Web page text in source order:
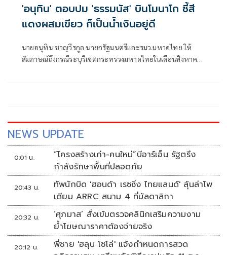
'อนุทิน' ตอบปม 'ธรรมนัส' บินโมนาโก ชี้สี
แดงผสมเขียว ก็เป็นน้ำเงินอยู่ดี
นายอนุทิน ชาญวีรกูล นายกรัฐมนตรีและรมว.มหาดไทย ให้
สัมภาษณ์ถึงกรณีระบุรีเซตกระทรวงมหาดไทยในเดือนสิงหาคม
NEWS UPDATE
0:01 น.
“โครงสร้างเก่า-คนใหม่”บีอาร์เอ็น รัฐตรึง
กำลังรักษาพื้นที่ปลอดภัย
20:43 น.
ทัพนักบิด 'ฮอนด้า เรซซิ่ง ไทยแลนด์' ลุ้นล่าโพ
เดียม ARRC สนาม 4 ที่มัลดาลิกา
20:32 น.
‘ศุภมาส’ สั่งเข้มตรวจคลินิกเสริมความงาม
ย้ำโฆษณาราคาต้องจ่ายจริง
20:12 น.
พี่ชาย 'ฮลุน โซโล่' แจ้งกำหนดการสวด